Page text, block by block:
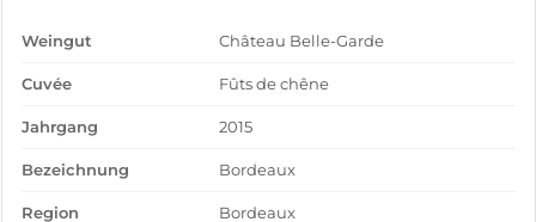
Weingut Château Belle-Garde
Cuvée Fûts de chêne
Jahrgang 2015
Bezeichnung Bordeaux
Region Bordeaux